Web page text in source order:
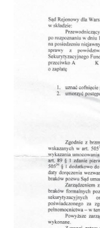
Doradztwo prawne
Doradztwo & konsulting